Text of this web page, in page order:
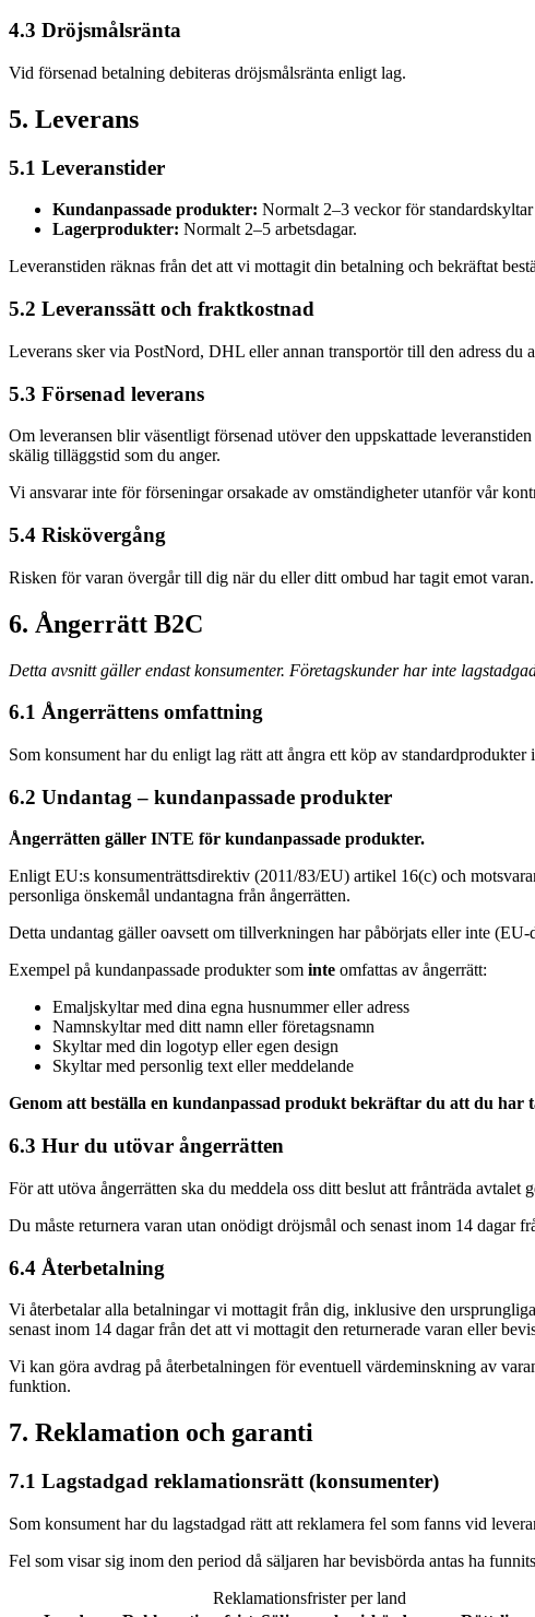
4.3 Dröjsmålsränta
Vid försenad betalning debiteras dröjsmålsränta enligt lag.
5. Leverans
5.1 Leveranstider
Kundanpassade produkter: Normalt 2–3 veckor för
Lagerprodukter: Normalt 2–5 arbetsdagar.
Leveranstiden räknas från det att vi mottagit din betalning och bekräftat
5.2 Leveranssätt och fraktkostnad
Leverans sker via PostNord, DHL eller annan transportör till den adress
5.3 Försenad leverans
Om leveransen blir väsentligt försenad utöver den uppskattade
skälig tilläggstid som du anger.
Vi ansvarar inte för förseningar orsakade av omständigheter utanför vår
5.4 Riskövergång
Risken för varan övergår till dig när du eller ditt ombud har tagit emot varan.
6. Ångerrätt B2C
Detta avsnitt gäller endast konsumenter. Företagskunder har inte
6.1 Ångerrättens omfattning
Som konsument har du enligt lag rätt att ångra ett köp av
6.2 Undantag – kundanpassade produkter
Ångerrätten gäller INTE för kundanpassade produkter.
Enligt EU:s konsumenträttsdirektiv (2011/83/EU) artikel 16(c) och
personliga önskemål undantagna från ångerrätten.
Detta undantag gäller oavsett om tillverkningen har påbörjats eller inte
Exempel på kundanpassade produkter som inte omfattas av ångerrätt:
Emaljskyltar med dina egna husnummer eller adress
Namnskyltar med ditt namn eller företagsnamn
Skyltar med din logotyp eller egen design
Skyltar med personlig text eller meddelande
Genom att beställa en kundanpassad produkt bekräftar du att du
6.3 Hur du utövar ångerrätten
För att utöva ångerrätten ska du meddela oss ditt beslut att frånträda
Du måste returnera varan utan onödigt dröjsmål och senast inom 14 dagar
6.4 Återbetalning
Vi återbetalar alla betalningar vi mottagit från dig, inklusive den
senast inom 14 dagar från det att vi mottagit den returnerade varan eller
Vi kan göra avdrag på återbetalningen för eventuell värdeminskning av
funktion.
7. Reklamation och garanti
7.1 Lagstadgad reklamationsrätt (konsumenter)
Som konsument har du lagstadgad rätt att reklamera fel som fanns vid
Fel som visar sig inom den period då säljaren har bevisbörda antas ha
Reklamationsfrister per land